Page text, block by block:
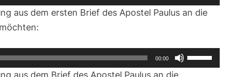
Hoch/Runter
Lautstärke
aus dem ersten Brief des Apostel Paulus an die
00:00
Pfeiltasten
Hoch/Runter